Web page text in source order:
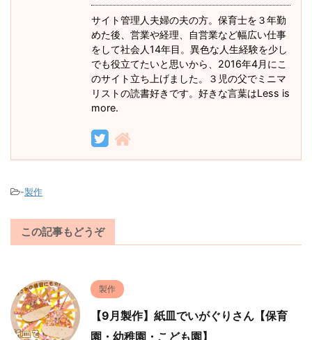
サイト管理人夫婦の夫の方。保育士を３年勤
めた後、営業や経理、自営業など幅広い仕事
をして社会人14年目。異色な人生経験を少し
でも役立てたいと思いから、2016年4月にこ
のサイト立ち上げました。３児の父でミニマ
リストの読書好きです。好きな言葉はLess is
more.
-製作
この記事もどうぞ
製作
【9月製作】紙皿でいがぐりさん【保育
園・幼稚園・こども園】